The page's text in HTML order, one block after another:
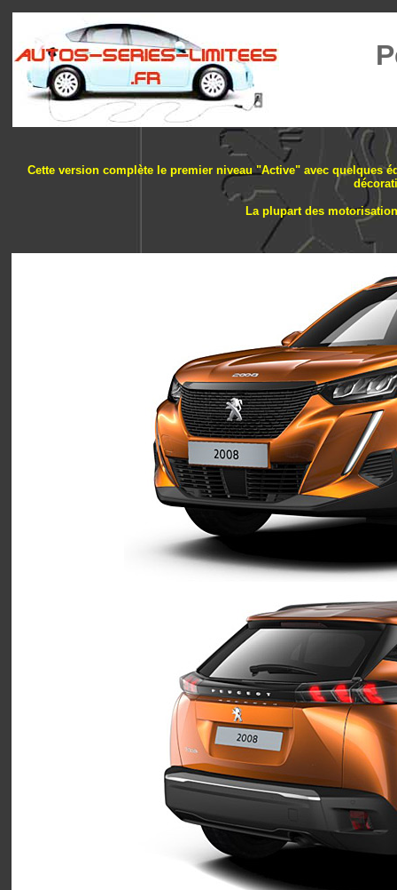
Cette version complète le premier niveau "Active" avec quelques
La plupart des